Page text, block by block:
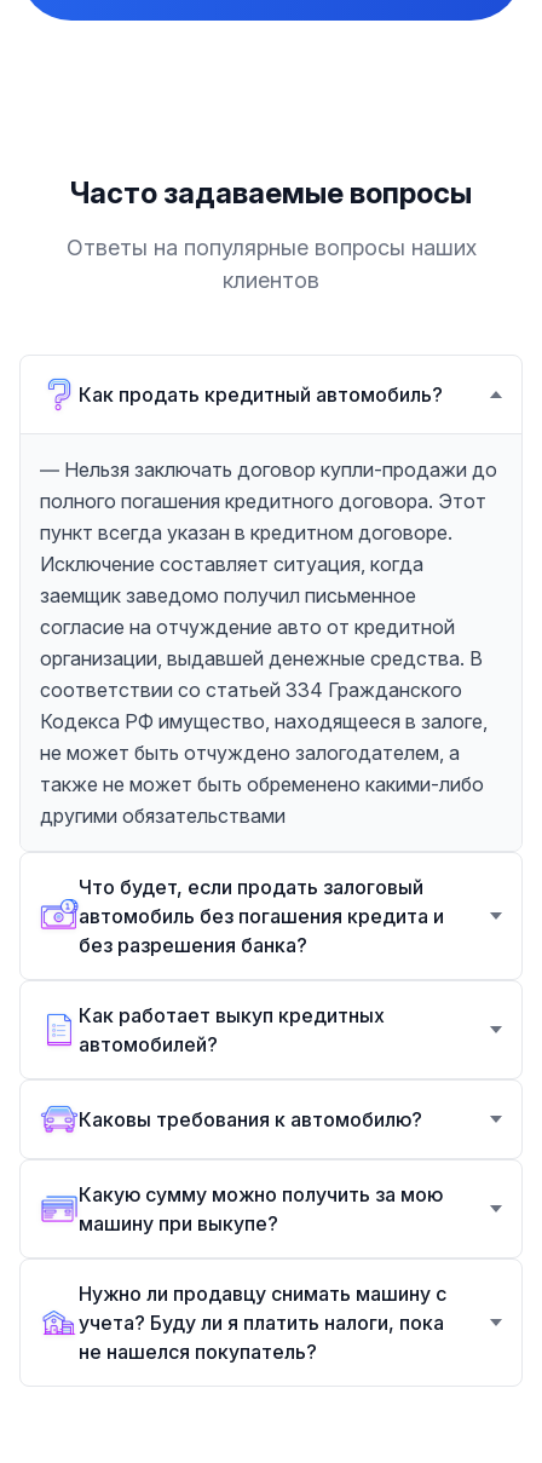
Часто задаваемые вопросы
Ответы на популярные вопросы наших
клиентов
Как продать кредитный автомобиль?
— Нельзя заключать договор купли-продажи до
полного погашения кредитного договора. Этот
пункт всегда указан в кредитном договоре.
Исключение составляет ситуация, когда
заемщик заведомо получил письменное
согласие на отчуждение авто от кредитной
организации, выдавшей денежные средства. В
соответствии со статьей 334 Гражданского
Кодекса РФ имущество, находящееся в залоге,
не может быть отчуждено залогодателем, а
также не может быть обременено какими-либо
другими обязательствами
Что будет, если продать залоговый
автомобиль без погашения кредита и
без разрешения банка?
Как работает выкуп кредитных
автомобилей?
Каковы требования к автомобилю?
Какую сумму можно получить за мою
машину при выкупе?
Нужно ли продавцу снимать машину с
учета? Буду ли я платить налоги, пока
не нашелся покупатель?